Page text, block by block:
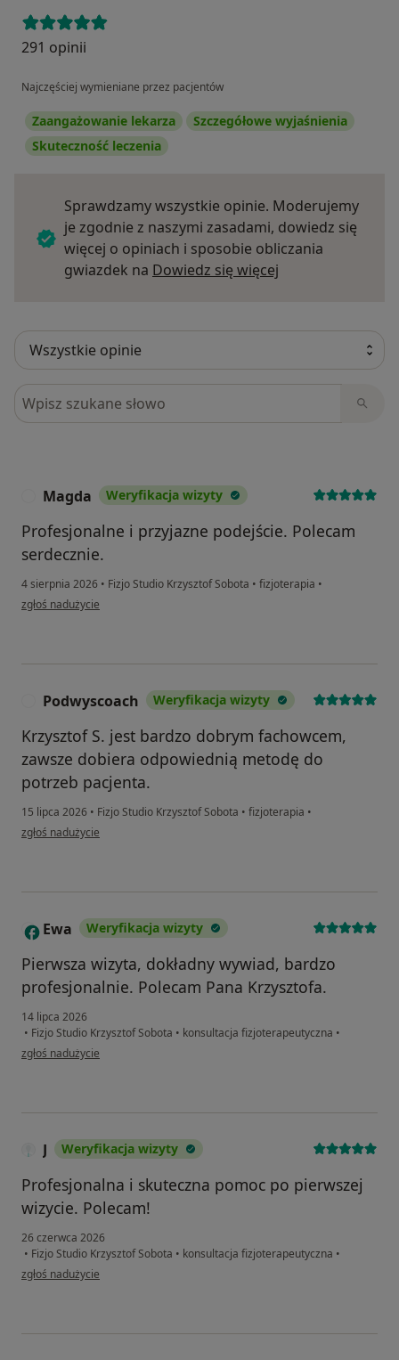
291 opinii
Najczęściej wymieniane przez pacjentów
Zaangażowanie lekarza
Szczegółowe wyjaśnienia
Skuteczność leczenia
Sprawdzamy wszystkie opinie. Moderujemy
je zgodnie z naszymi zasadami, dowiedz się
więcej o opiniach i sposobie obliczania
gwiazdek na Dowiedz się więcej
Szukaj w opiniach
Magda Weryfikacja wizyty
Profesjonalne i przyjazne podejście. Polecam
serdecznie.
4 sierpnia 2026 • Fizjo Studio Krzysztof Sobota • fizjoterapia •
w opinii użytkownika Magda
zgłoś nadużycie
Podwyscoach Weryfikacja wizyty
Krzysztof S. jest bardzo dobrym fachowcem,
zawsze dobiera odpowiednią metodę do
potrzeb pacjenta.
15 lipca 2026 • Fizjo Studio Krzysztof Sobota • fizjoterapia •
w opinii użytkownika Podwyscoach
zgłoś nadużycie
E Ewa Weryfikacja wizyty
Pierwsza wizyta, dokładny wywiad, bardzo
profesjonalnie. Polecam Pana Krzysztofa.
14 lipca 2026
• Fizjo Studio Krzysztof Sobota • konsultacja fizjoterapeutyczna •
w opinii użytkownika Ewa
zgłoś nadużycie
J Weryfikacja wizyty
Profesjonalna i skuteczna pomoc po pierwszej
wizycie. Polecam!
26 czerwca 2026
• Fizjo Studio Krzysztof Sobota • konsultacja fizjoterapeutyczna •
w opinii użytkownika J
zgłoś nadużycie